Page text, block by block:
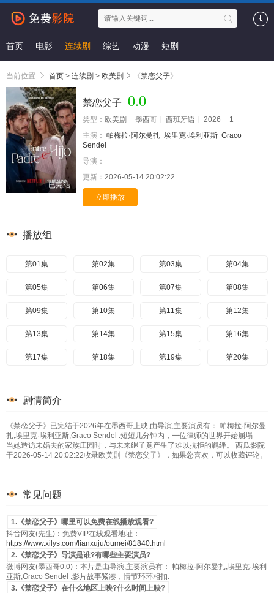
首页 电影 连续剧 综艺 动漫 短剧
当前位置 首页 > 连续剧 > 欧美剧 《禁恋父子》
已完结
禁恋父子 0.0
类型： 欧美剧 墨西哥 西班牙语 2026
1
主演： 帕梅拉·阿尔曼扎 埃里克·埃利亚斯 Graco
Sendel
导演：
更新： 2026-05-14 20:02:22
立即播放
播放组
第01集 第02集 第03集 第04集
第05集 第06集 第07集 第08集
第09集 第10集 第11集 第12集
第13集 第14集 第15集 第16集
第17集 第18集 第19集 第20集
剧情简介
《禁恋父子》已完结于2026年在墨西哥上映,由导演,主要演员有： 帕梅拉·阿尔曼
扎,埃里克·埃利亚斯,Graco Sendel .短短几分钟内，一位律师的世界开始崩塌——
当她造访未婚夫的家族庄园时，与未来继子竟产生了难以抗拒的羁绊。 西瓜影院
于2026-05-14 20:02:22收录欧美剧《禁恋父子》，如果您喜欢，可以收藏评论。
常见问题
1.《禁恋父子》哪里可以免费在线播放观看?
抖音网友(先生)：免费VIP在线观看地址：
https://www.xilys.com/lianxuju/oumei/81840.html
2.《禁恋父子》导演是谁?有哪些主要演员?
微博网友(墨西哥0.0)：本片是由导演,主要演员有： 帕梅拉·阿尔曼扎,埃里克·埃利
亚斯,Graco Sendel .影片故事紧凑，情节环环相扣.
3.《禁恋父子》在什么地区上映?什么时间上映?